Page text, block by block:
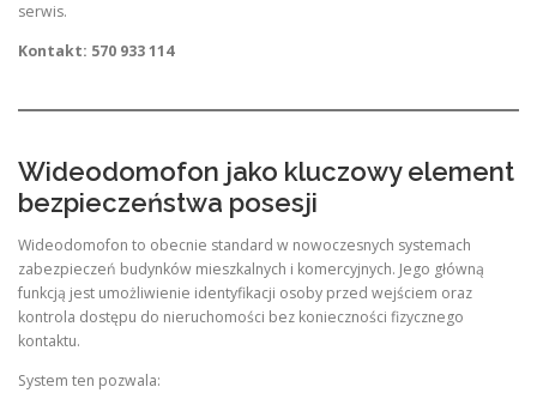
serwis.
Kontakt: 570 933 114
Wideodomofon jako kluczowy element
bezpieczeństwa posesji
Wideodomofon to obecnie standard w nowoczesnych systemach
zabezpieczeń budynków mieszkalnych i komercyjnych. Jego główną
funkcją jest umożliwienie identyfikacji osoby przed wejściem oraz
kontrola dostępu do nieruchomości bez konieczności fizycznego
kontaktu.
System ten pozwala: